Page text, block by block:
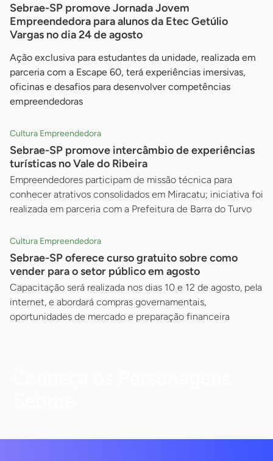
Sebrae-SP promove Jornada Jovem
Empreendedora para alunos da Etec Getúlio
Vargas no dia 24 de agosto
Ação exclusiva para estudantes da unidade, realizada em
parceria com a Escape 60, terá experiências imersivas,
oficinas e desafios para desenvolver competências
empreendedoras
Cultura Empreendedora
Sebrae-SP promove intercâmbio de experiências
turísticas no Vale do Ribeira
Empreendedores participam de missão técnica para
conhecer atrativos consolidados em Miracatu; iniciativa foi
realizada em parceria com a Prefeitura de Barra do Turvo
Cultura Empreendedora
Sebrae-SP oferece curso gratuito sobre como
vender para o setor público em agosto
Capacitação será realizada nos dias 10 e 12 de agosto, pela
internet, e abordará compras governamentais,
oportunidades de mercado e preparação financeira